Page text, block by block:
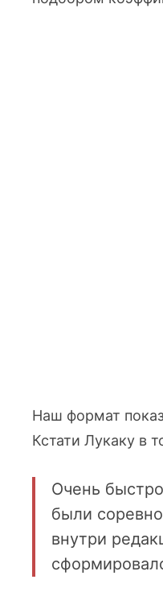
Наш формат
Кстати Лукаку в
Очень
были
внутри